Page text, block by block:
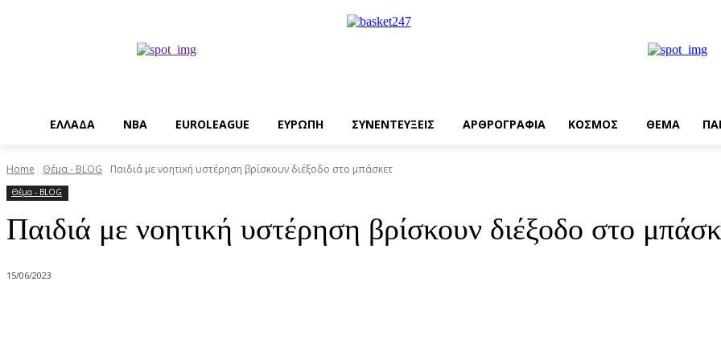
EΛΛΑΔΑ NBA ΕUROLEAGUE ΕΥΡΩΠΗ ΣΥΝΕΝΤΕΥΞΕΙΣ ΑΡΘΡΟΓΡΑΦΙΑ ΚΟΣΜΟΣ ΘΕΜΑ
Home Θέμα - BLOG Παιδιά με νοητική υστέρηση βρίσκουν διέξοδο στο μπάσκετ
Θέμα - BLOG
Παιδιά με νοητική υστέρηση βρίσκουν διέξοδο στο
15/06/2023